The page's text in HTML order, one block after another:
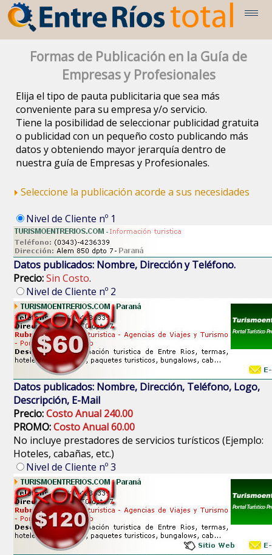
Formas de Publicación en la Guía de
Empresas y Profesionales
Elija el tipo de pauta publicitaria que sea más
conveniente para su empresa y/o servicio.
Tiene la posibilidad de seleccionar publicidad gratuita
o publicidad con un pequeño costo publicando más
datos y obteniendo mayor jerarquía dentro de
nuestra guía de Empresas y Profesionales.
Seleccione la publicación acorde a sus necesidades
Nivel de Cliente nº 1
Datos publicados: Nombre, Dirección y Teléfono.
Precio:Sin Costo.
Nivel de Cliente nº 2
Datos publicados: Nombre, Dirección, Teléfono, Logo,
Descripción, E-Mail
Precio:Costo Anual 240.00
PROMO:Costo Anual 60.00
No incluye prestadores de servicios turísticos (Ejemplo:
Hoteles, cabañas, etc.)
Nivel de Cliente nº 3